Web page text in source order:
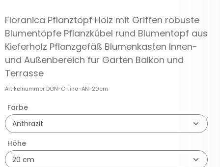
Floranica Pflanztopf Holz mit Griffen robuste
Blumentöpfe Pflanzkübel rund Blumentopf aus
Kieferholz Pflanzgefäß Blumenkasten Innen-
und Außenbereich für Garten Balkon und
Terrasse
Artikelnummer DON-O-lina-AN-20cm
Farbe
Höhe